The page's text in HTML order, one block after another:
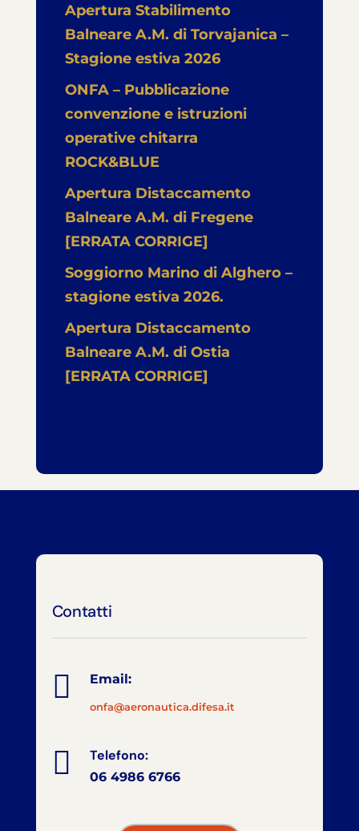
Apertura Stabilimento
Balneare A.M. di Torvajanica –
Stagione estiva 2026
ONFA – Pubblicazione
convenzione e istruzioni
operative chitarra
ROCK&BLUE
Apertura Distaccamento
Balneare A.M. di Fregene
[ERRATA CORRIGE]
Soggiorno Marino di Alghero –
stagione estiva 2026.
Apertura Distaccamento
Balneare A.M. di Ostia
[ERRATA CORRIGE]
Contatti
 Email:
onfa@aeronautica.difesa.it
 Telefono:
06 4986 6766